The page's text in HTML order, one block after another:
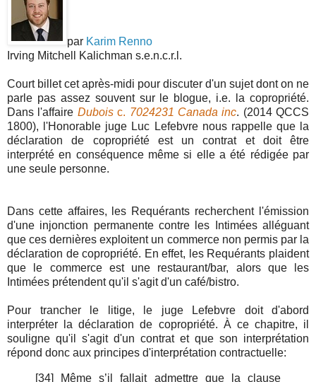
par Karim Renno
Irving Mitchell Kalichman s.e.n.c.r.l.
Court billet cet après-midi pour discuter d'un sujet dont on ne
parle pas assez souvent sur le blogue, i.e. la copropriété.
Dans l'affaire Duboisc. 7024231 Canada inc. (2014 QCCS
1800), l'Honorable juge Luc Lefebvre nous rappelle que la
déclaration de copropriété est un contrat et doit être
interprété en conséquence même si elle a été rédigée par
une seule personne.
Dans cette affaires, les Requérants recherchent l'émission
d'une injonction permanente contre les Intimées alléguant
que ces dernières exploitent un commerce non permis par la
déclaration de copropriété. En effet, les Requérants plaident
que le commerce est une restaurant/bar, alors que les
Intimées prétendent qu'il s'agit d'un café/bistro.
Pour trancher le litige, le juge Lefebvre doit d'abord
interpréter la déclaration de copropriété. À ce chapitre, il
souligne qu'il s'agit d'un contrat et que son interprétation
répond donc aux principes d'interprétation contractuelle:
[34] Même s’il fallait admettre que la clause